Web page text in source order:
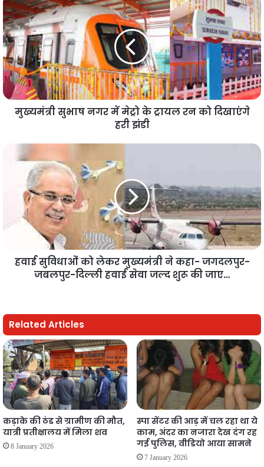
मुख्यमंत्री सुभाष नगर में मेट्रो के ट्रायल रन को दिखाएंगे
हरी झंडी
हवाई सुविधाओं को लेकर मुख्यमंत्री ने कहा- जगदलपुर-
जबलपुर-दिल्ली हवाई सेवा जल्द शुरू की जाए…
Related Articles
कड़ाके की ठंड से ग्रामीण की मौत,
यात्री प्रतीक्षालय में मिला शव
8 January 2026
स्पा सेंटर की आड़ में चल रहा था ये
काम, अंदर का नजारा देख दंग रह
गई पुलिस, वीडियो आया सामने
7 January 2026